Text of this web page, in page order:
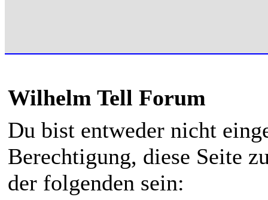
Wilhelm Tell Forum
Du bist entweder nicht
Berechtigung, diese Seite
der folgenden sein: